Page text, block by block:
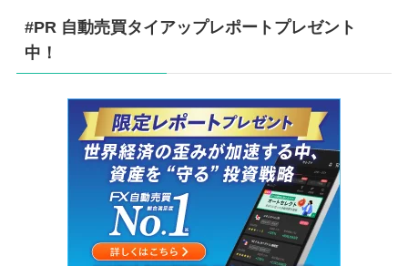
#PR 自動売買タイアップレポートプレゼント
中！